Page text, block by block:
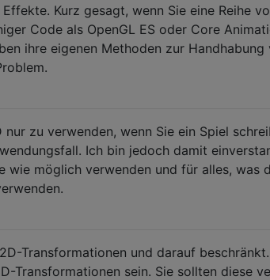
Kurz gesagt, wenn Sie eine Reihe
Code als OpenGL ES oder Core
ihre eigenen Methoden zur Handhabung
zu verwenden, wenn Sie ein Spiel
Ich bin jedoch damit
wie möglich verwenden und für alles, was
Transformationen und darauf
Transformationen sein. Sie sollten diese